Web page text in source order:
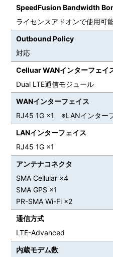
SpeedFusion Bandwidth
ライセンスアドオンで使用可
Outbound Policy
対応
Celluar WANインターフェイ
Dual LTE通信モジュール
WANインターフェイス
RJ45 1G ×1 ※LANインター
LANインターフェイス
RJ45 1G ×1
アンテナコネクタ
SMA Cellular ×4
SMA GPS ×1
PR-SMA Wi-Fi ×2
通信方式
LTE-Advanced
内蔵モデム数